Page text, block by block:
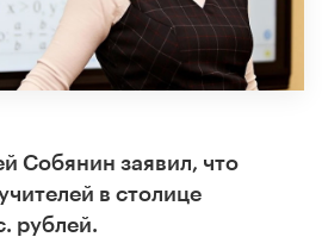
Собянин заявил, что
в столице
рублей.